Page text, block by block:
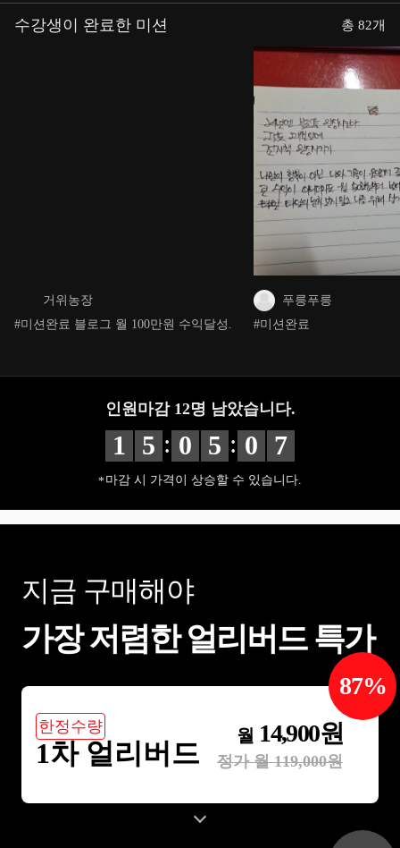
수강생이 완료한 미션 총 82개
거위농장
#미션완료 블로그 월 100만원 수익달성.
푸릉푸릉
#미션완료
인원마감 12명 남았습니다.
1 5 : 0 5 : 0 5
마감 시 가격이 상승할 수 있습니다.
지금 구매해야
가장 저렴한 얼리버드 특가
한정수량
1차 얼리버드
월 14,900원
정가 월119,000원
87%